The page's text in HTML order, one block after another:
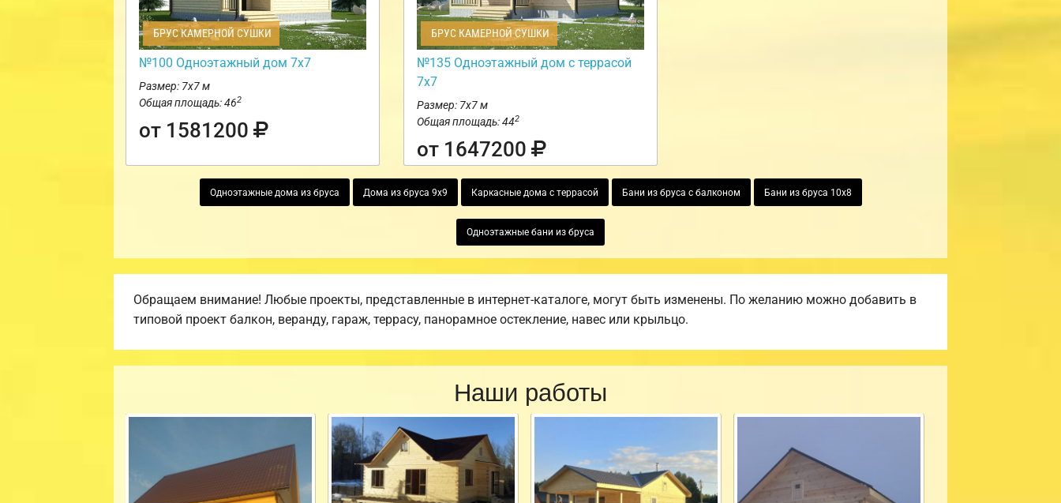
БРУС КАМЕРНОЙ СУШКИ
№100 Одноэтажный дом 7х7
Размер: 7х7 м
Общая площадь: 462
от 1581200
БРУС КАМЕРНОЙ СУШКИ
№135 Одноэтажный дом с террасой
7х7
Размер: 7х7 м
Общая площадь: 442
от 1647200
Одноэтажные дома из бруса Дома из бруса 9х9 Каркасные дома с террасой Бани из бруса с балконом Бани из бруса 10х8
Одноэтажные бани из бруса
Обращаем внимание! Любые проекты, представленные в интернет-каталоге, могут быть изменены. По желанию можно добавить в
типовой проект балкон, веранду, гараж, террасу, панорамное остекление, навес или крыльцо.
Наши работы